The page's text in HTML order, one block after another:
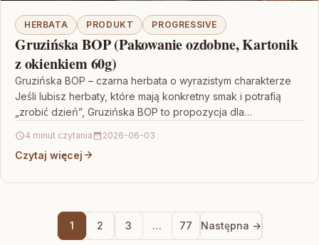
HERBATA PRODUKT PROGRESSIVE
Gruzińska BOP (Pakowanie ozdobne, Kartonik
z okienkiem 60g)
Gruzińska BOP – czarna herbata o wyrazistym charakterze
Jeśli lubisz herbaty, które mają konkretny smak i potrafią
„zrobić dzień”, Gruzińska BOP to propozycja dla…
4 minut czytania 2026-06-03
Czytaj więcej
1 2 3 … 77 Następna →